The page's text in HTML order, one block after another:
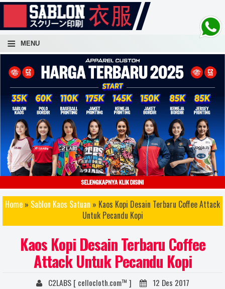
-->
sablon kaos lusinan, sablon kaos ratusan, sablon kaos ribuan, sablon kaos cepat, sablon kaos
sablon kaos distro terbaik, sablon kaos bagus, sablon kaos keren, sablo kaos rubber, sablon kaos
kaos, sablon kaos yogyakarta, sablon kaos jogja, sablon kaos dan konveksi kaos, sablon kaos
kaos distro, harga sablon kaos manual satuan, harga sablon kaos digital, harga sablon kaos
sendiri, harga sablon kaos satuan, sablon kaos digital, sablon kaos jogja, harga sablon kaos manual,
≡ MENU
Home » Sablon Kaos Satuan » Kaos Kopi Desain Terbaru Coffee Attack
Untuk Pecandu Kopi
Kaos Kopi Desain Terbaru Coffee
Attack Untuk Pecandu Kopi
C2LABS [ cellocloth.com™ ] 12 Des 2017